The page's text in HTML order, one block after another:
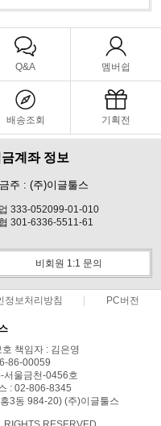
Q&A 멤버쉽
배송조회 기획전
계좌 정보
주 : (주)이글툴스
333-052099-01-010
301-6336-5511-61
비회원 1:1 문의
정보처리방침 PC버전
책임자 : 김은영
86-00059
서울금천-0456호
: 02-806-8345
3동 984-20) (주)이글툴스